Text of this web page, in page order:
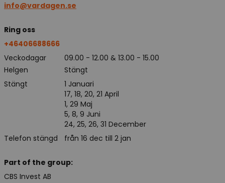
info@vardagen.se
Ring oss
+46406688666
Veckodagar
09.00 - 12.00 & 13.00 - 15.00
Helgen
Stängt
Stängt
Telefon stängd
1 Januari
17, 18, 20, 21 April
1, 29 Maj
5, 8, 9 Juni
24, 25, 26, 31 December
från 16 dec till 2 jan
Part of the group:
CBS Invest AB